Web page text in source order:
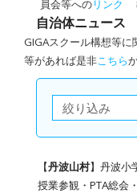
員会等へのリンク
自治体ニュース
GIGAスクール構想等に
等があれば是非こちら
【丹波山村】丹波小
授業参観・PTA総会